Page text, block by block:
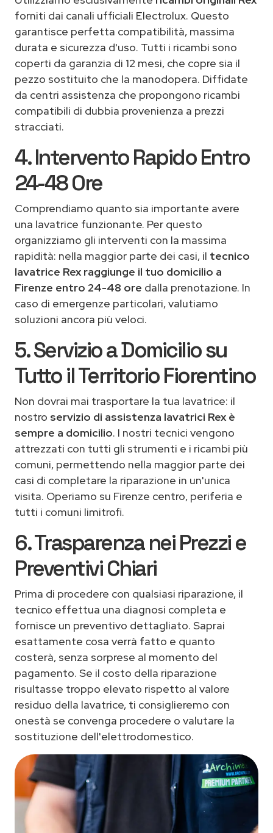
forniti dai canali ufficiali Electrolux. Questo
garantisce perfetta compatibilità, massima
durata e sicurezza d'uso. Tutti i ricambi sono
coperti da garanzia di 12 mesi, che copre sia il
pezzo sostituito che la manodopera. Diffidate
da centri assistenza che propongono ricambi
compatibili di dubbia provenienza a prezzi
stracciati.
4. Intervento Rapido Entro
24-48 Ore
Comprendiamo quanto sia importante avere
una lavatrice funzionante. Per questo
organizziamo gli interventi con la massima
rapidità: nella maggior parte dei casi, il tecnico
lavatrice Rex raggiunge il tuo domicilio a
Firenze entro 24-48 ore dalla prenotazione. In
caso di emergenze particolari, valutiamo
soluzioni ancora più veloci.
5. Servizio a Domicilio su
Tutto il Territorio Fiorentino
Non dovrai mai trasportare la tua lavatrice: il
nostro servizio di assistenza lavatrici Rex è
sempre a domicilio. I nostri tecnici vengono
attrezzati con tutti gli strumenti e i ricambi più
comuni, permettendo nella maggior parte dei
casi di completare la riparazione in un'unica
visita. Operiamo su Firenze centro, periferia e
tutti i comuni limitrofi.
6. Trasparenza nei Prezzi e
Preventivi Chiari
Prima di procedere con qualsiasi riparazione, il
tecnico effettua una diagnosi completa e
fornisce un preventivo dettagliato. Saprai
esattamente cosa verrà fatto e quanto
costerà, senza sorprese al momento del
pagamento. Se il costo della riparazione
risultasse troppo elevato rispetto al valore
residuo della lavatrice, ti consiglieremo con
onestà se convenga procedere o valutare la
sostituzione dell'elettrodomestico.